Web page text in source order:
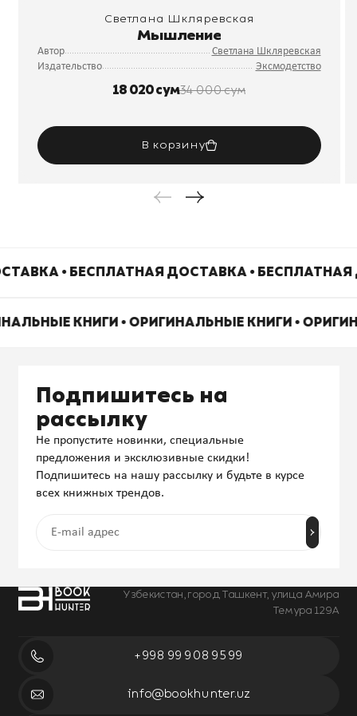
Светлана Шкляревская
Мышление
Автор
Светлана Шкляревская
Издательство
Эксмодетство
18 020 сум34 000 сум
В корзину
• БЕСПЛАТНАЯ ДОСТАВКА •
КНИГИ • ОРИГИНАЛЬНЫЕ КНИГИ •
Узбекистан, город Ташкент, улица Амира
Темура 129А
+998 99 908 95 99
info@bookhunter.uz
Подпишитесь на
рассылку
Не пропустите новинки, специальные
предложения и эксклюзивные скидки!
Подпишитесь на нашу рассылку и будьте в курсе
всех книжных трендов.